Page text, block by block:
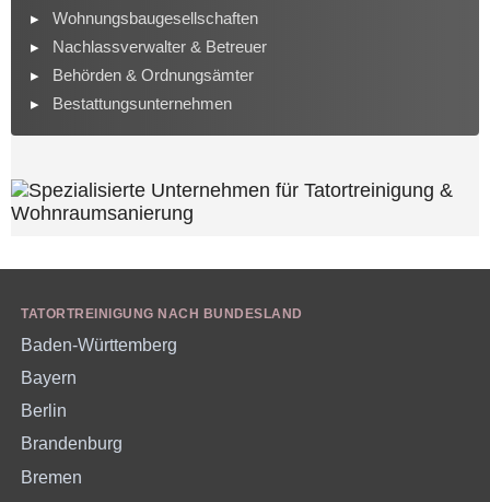
Wohnungsbaugesellschaften
Nachlassverwalter & Betreuer
Behörden & Ordnungsämter
Bestattungsunternehmen
TATORTREINIGUNG NACH BUNDESLAND
Baden-Württemberg
Bayern
Berlin
Brandenburg
Bremen